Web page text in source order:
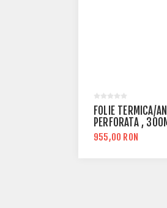
FOLIE TERMICA/
PERFORATA ,
955,00 RON